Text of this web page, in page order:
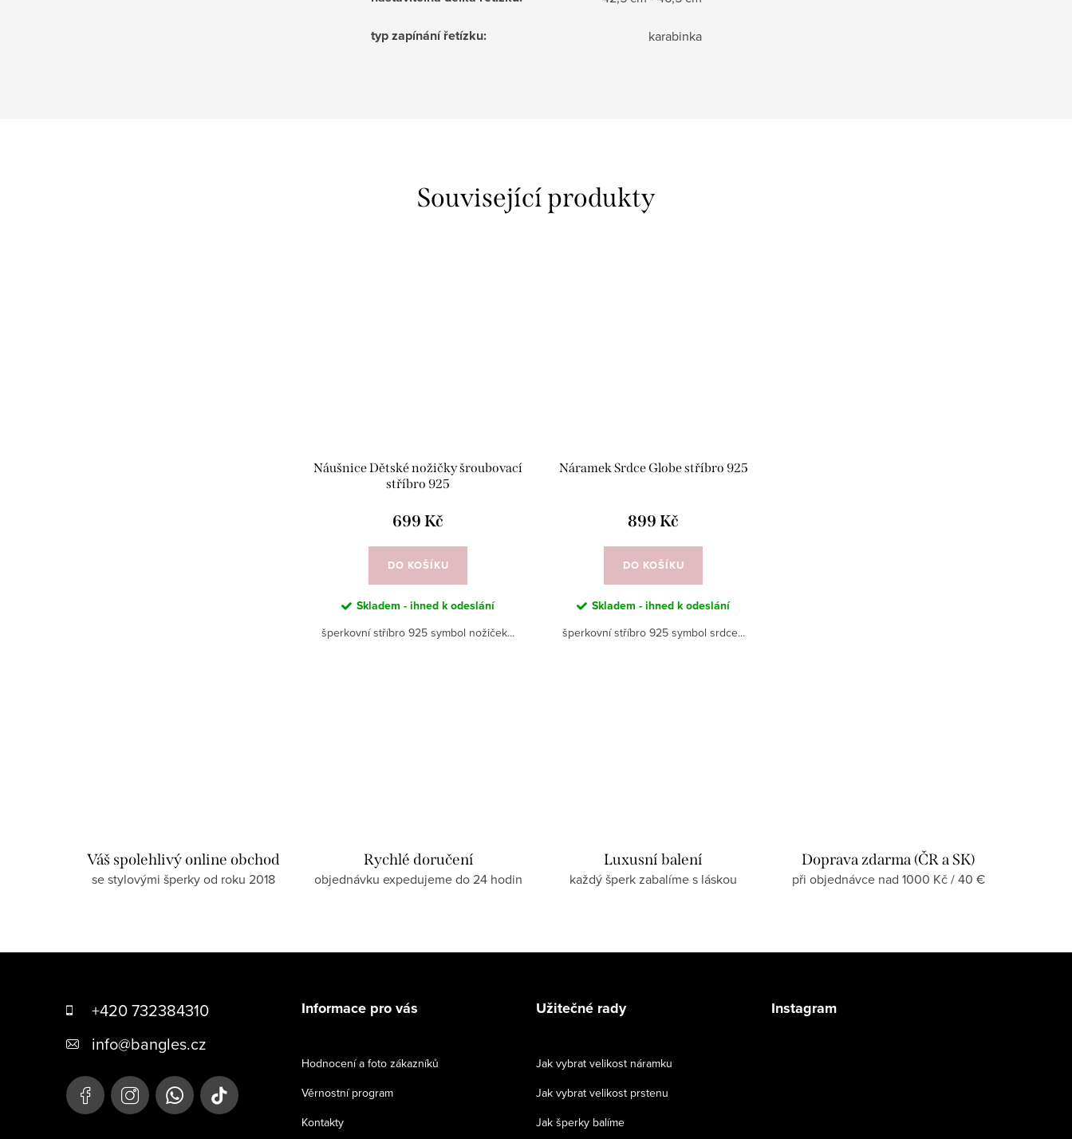
typ zapínání řetízku: karabinka
Související produkty
Náušnice Dětské nožičky šroubovací
stříbro 925
699 Kč
DO KOŠÍKU
Skladem - ihned k odeslání
šperkovní stříbro 925 symbol nožiček...
Náramek Srdce Globe stříbro 925
899 Kč
DO KOŠÍKU
Skladem - ihned k odeslání
šperkovní stříbro 925 symbol srdce...
Váš spolehlivý online obchod
se stylovými šperky od roku 2018
Rychlé doručení
objednávku expedujeme do 24 hodin
Luxusní balení
každý šperk zabalíme s láskou
Doprava zdarma (ČR a SK)
při objednávce nad 1000 Kč / 40 €
+420 732384310
info@bangles.cz
Informace pro vás
Hodnocení a foto zákazníků
Věrnostní program
Kontakty
Užitečné rady
Jak vybrat velikost náramku
Jak vybrat velikost prstenu
Jak šperky balíme
Instagram